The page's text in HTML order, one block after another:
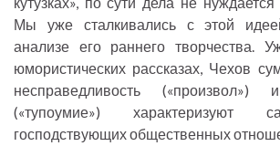
Мы уже сталкивались с этой
анализе его раннего творчества.
юмористических рассказах, Чехов
несправедливость («произвол»)
(«тупоумие») характеризуют
господствующих общественных